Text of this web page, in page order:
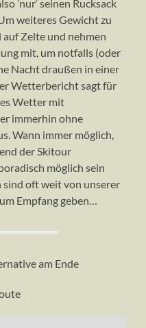
’nur‘ seinen Rucksack
weiteres Gewicht zu
Zelte und nehmen
mit, um notfalls (oder
Nacht draußen in einer
Wetterbericht sagt für
Wetter mit
immerhin ohne
Wann immer möglich,
der Skitour
möglich sein
sind oft weit von unserer
Empfang geben…
am Ende